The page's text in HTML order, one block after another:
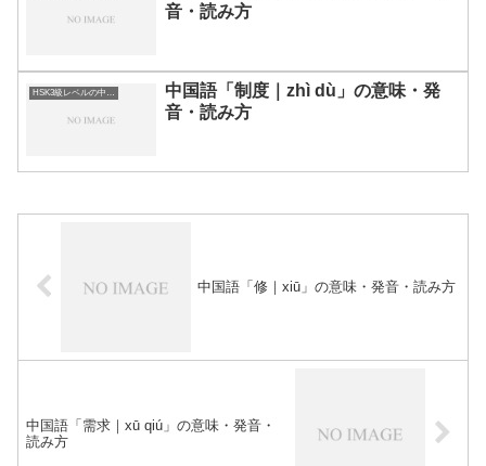
音・読み方
中国語「制度｜zhì dù」の意味・発
音・読み方
中国語「修｜xiū」の意味・発音・読み方
中国語「需求｜xū qiú」の意味・発音・
読み方